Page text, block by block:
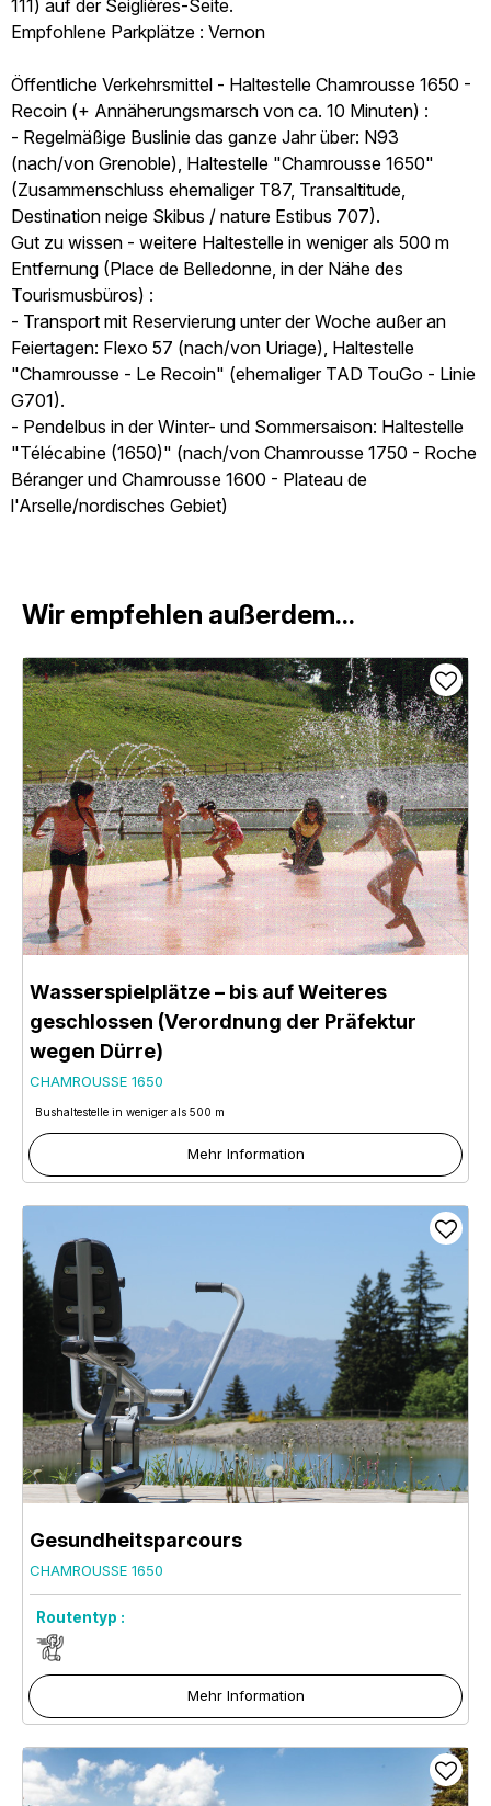
111) auf der Seiglières-Seite.
Empfohlene Parkplätze : Vernon
Öffentliche Verkehrsmittel - Haltestelle Chamrousse 1650 -
Recoin (+ Annäherungsmarsch von ca. 10 Minuten) :
- Regelmäßige Buslinie das ganze Jahr über: N93
(nach/von Grenoble), Haltestelle "Chamrousse 1650"
(Zusammenschluss ehemaliger T87, Transaltitude,
Destination neige Skibus / nature Estibus 707).
Gut zu wissen - weitere Haltestelle in weniger als 500 m
Entfernung (Place de Belledonne, in der Nähe des
Tourismusbüros) :
- Transport mit Reservierung unter der Woche außer an
Feiertagen: Flexo 57 (nach/von Uriage), Haltestelle
"Chamrousse - Le Recoin" (ehemaliger TAD TouGo - Linie
G701).
- Pendelbus in der Winter- und Sommersaison: Haltestelle
"Télécabine (1650)" (nach/von Chamrousse 1750 - Roche
Béranger und Chamrousse 1600 - Plateau de
l'Arselle/nordisches Gebiet)
Wir empfehlen außerdem...
Wasserspielplätze – bis auf Weiteres
geschlossen (Verordnung der Präfektur
wegen Dürre)
CHAMROUSSE 1650
Bushaltestelle in weniger als 500 m
Mehr Information
Gesundheitsparcours
CHAMROUSSE 1650
Routentyp :
Mehr Information